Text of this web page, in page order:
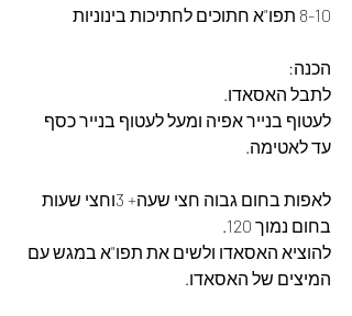
8-10 תפו"א חתוכים לחתיכות בינוניות
הכנה:
לתבל האסאדו.
לעטוף בנייר אפיה ומעל לעטוף בנייר כסף
עד לאטימה.
לאפות בחום גבוה חצי שעה+ 3וחצי שעות
בחום נמוך 120.
להוציא האסאדו ולשים את תפו"א במגש עם
המיצים של האסאדו.